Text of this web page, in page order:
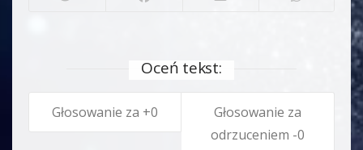
Oceń tekst:
0
0